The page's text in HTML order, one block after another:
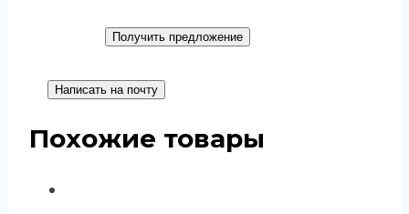
Получить предложение
Написать на почту
Похожие товары